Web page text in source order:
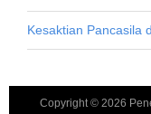
Kesaktian Pancasila
Copyright © 2026